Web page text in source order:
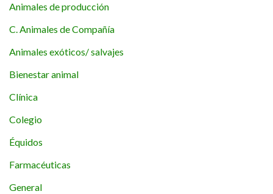
Animales de producción
C. Animales de Compañía
Animales exóticos/ salvajes
Bienestar animal
Clínica
Colegio
Équidos
Farmacéuticas
General